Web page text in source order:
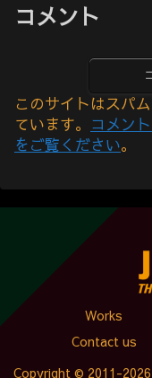
コメント
このサイトはスパ
ています。 コメン
をご覧ください。
Works
Contact us
Copyright © 2011-2026